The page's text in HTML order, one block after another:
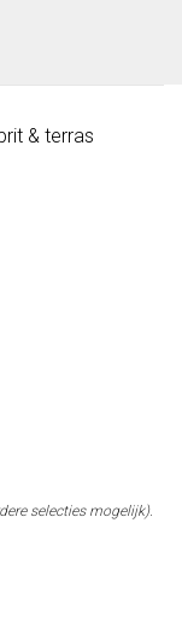
& terras
selecties mogelijk).